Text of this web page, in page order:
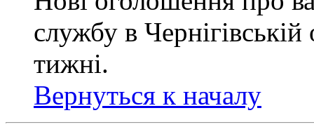
службу в
тижні.
Вернуться к началу